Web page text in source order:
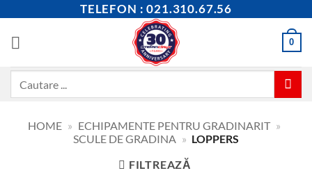
content
TELEFON : 021.310.67.56
0
HOME » ECHIPAMENTE PENTRU GRADINARIT »
SCULE DE GRADINA » LOPPERS
FILTREAZĂ